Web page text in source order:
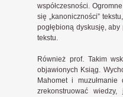
współczesności.
się „kanoniczności”
pogłębioną dyskusję,
tekstu.
Również prof. Takim
objawionych Ksiąg.
Mahomet i
zrekonstruować